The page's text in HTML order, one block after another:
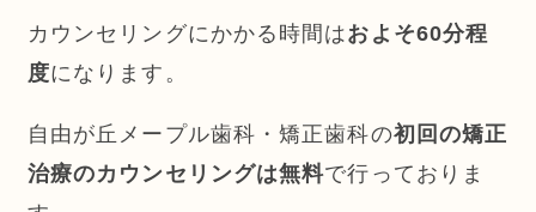
カウンセリングにかかる時間はおよそ60分程
度になります。
自由が丘メープル歯科・矯正歯科の初回の矯正
治療のカウンセリングは無料で行っておりま